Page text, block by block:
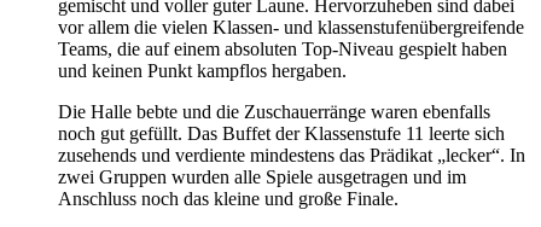
gemischt und voller guter Laune. Hervorzuheben sind dabei
vor allem die vielen Klassen- und klassenstufenübergreifende
Teams, die auf einem absoluten Top-Niveau gespielt haben
und keinen Punkt kampflos hergaben.
Die Halle bebte und die Zuschauerränge waren ebenfalls
noch gut gefüllt. Das Buffet der Klassenstufe 11 leerte sich
zusehends und verdiente mindestens das Prädikat „lecker“. In
zwei Gruppen wurden alle Spiele ausgetragen und im
Anschluss noch das kleine und große Finale.